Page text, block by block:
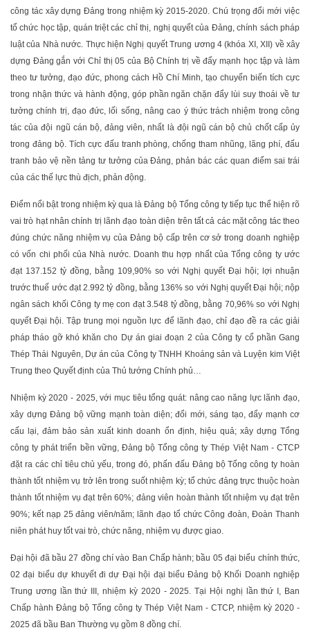
công tác xây dựng Đảng trong nhiệm kỳ 2015-2020. Chú trọng đổi mới việc
tổ chức học tập, quán triệt các chỉ thị, nghị quyết của Đảng, chính sách pháp
luật của Nhà nước. Thực hiện Nghị quyết Trung ương 4 (khóa XI, XII) về xây
dựng Đảng gắn với Chỉ thị 05 của Bộ Chính trị về đẩy mạnh học tập và làm
theo tư tưởng, đạo đức, phong cách Hồ Chí Minh, tạo chuyển biến tích cực
trong nhận thức và hành động, góp phần ngăn chặn đẩy lùi suy thoái về tư
tưởng chính trị, đạo đức, lối sống, nâng cao ý thức trách nhiệm trong công
tác của đội ngũ cán bộ, đảng viên, nhất là đội ngũ cán bộ chủ chốt cấp ủy
trong đảng bộ. Tích cực đấu tranh phòng, chống tham nhũng, lãng phí, đấu
tranh bảo vệ nền tảng tư tưởng của Đảng, phản bác các quan điểm sai trái
của các thế lực thù địch, phản động.
Điểm nổi bật trong nhiệm kỳ qua là Đảng bộ Tổng công ty tiếp tục thể hiện rõ
vai trò hạt nhân chính trị lãnh đạo toàn diện trên tất cả các mặt công tác theo
đúng chức năng nhiệm vụ của Đảng bộ cấp trên cơ sở trong doanh nghiệp
có vốn chi phối của Nhà nước. Doanh thu hợp nhất của Tổng công ty ước
đạt 137.152 tỷ đồng, bằng 109,90% so với Nghị quyết Đại hội; lợi nhuận
trước thuế ước đạt 2.992 tỷ đồng, bằng 136% so với Nghị quyết Đại hội; nộp
ngân sách khối Công ty mẹ con đạt 3.548 tỷ đồng, bằng 70,96% so với Nghị
quyết Đại hội. Tập trung mọi nguồn lực để lãnh đạo, chỉ đạo đề ra các giải
pháp tháo gỡ khó khăn cho Dự án giai đoạn 2 của Công ty cổ phần Gang
Thép Thái Nguyên, Dự án của Công ty TNHH Khoáng sản và Luyện kim Việt
Trung theo Quyết định của Thủ tướng Chính phủ…
Nhiệm kỳ 2020 - 2025, với mục tiêu tổng quát: nâng cao năng lực lãnh đạo,
xây dựng Đảng bộ vững mạnh toàn diện; đổi mới, sáng tạo, đẩy mạnh cơ
cấu lại, đảm bảo sản xuất kinh doanh ổn định, hiệu quả; xây dựng Tổng
công ty phát triển bền vững, Đảng bộ Tổng công ty Thép Việt Nam - CTCP
đặt ra các chỉ tiêu chủ yếu, trong đó, phấn đấu Đảng bộ Tổng công ty hoàn
thành tốt nhiệm vụ trở lên trong suốt nhiệm kỳ; tổ chức đảng trực thuộc hoàn
thành tốt nhiệm vụ đạt trên 60%; đảng viên hoàn thành tốt nhiệm vụ đạt trên
90%; kết nạp 25 đảng viên/năm; lãnh đạo tổ chức Công đoàn, Đoàn Thanh
niên phát huy tốt vai trò, chức năng, nhiệm vụ được giao.
Đại hội đã bầu 27 đồng chí vào Ban Chấp hành; bầu 05 đại biểu chính thức,
02 đại biểu dự khuyết đi dự Đại hội đại biểu Đảng bộ Khối Doanh nghiệp
Trung ương lần thứ III, nhiệm kỳ 2020 - 2025. Tại Hội nghị lần thứ I, Ban
Chấp hành Đảng bộ Tổng công ty Thép Việt Nam - CTCP, nhiệm kỳ 2020 -
2025 đã bầu Ban Thường vụ gồm 8 đồng chí.